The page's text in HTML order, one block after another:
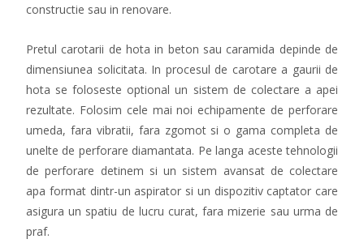
constructie sau in renovare.
Pretul carotarii de hota in beton sau caramida depinde de
dimensiunea solicitata. In procesul de carotare a gaurii de
hota se foloseste optional un sistem de colectare a apei
rezultate. Folosim cele mai noi echipamente de perforare
umeda, fara vibratii, fara zgomot si o gama completa de
unelte de perforare diamantata. Pe langa aceste tehnologii
de perforare detinem si un sistem avansat de colectare
apa format dintr-un aspirator si un dispozitiv captator care
asigura un spatiu de lucru curat, fara mizerie sau urma de
praf.